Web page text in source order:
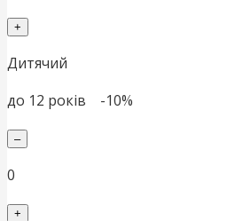
+
Дитячий
до 12 рокiв -10%
–
0
+